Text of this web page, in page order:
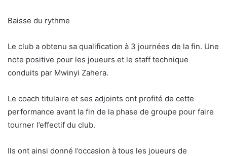
Baisse du rythme
Le club a obtenu sa qualification à 3 journées de la fin. Une
note positive pour les joueurs et le staff technique
conduits par Mwinyi Zahera.
Le coach titulaire et ses adjoints ont profité de cette
performance avant la fin de la phase de groupe pour faire
tourner l’effectif du club.
Ils ont ainsi donné l’occasion à tous les joueurs de